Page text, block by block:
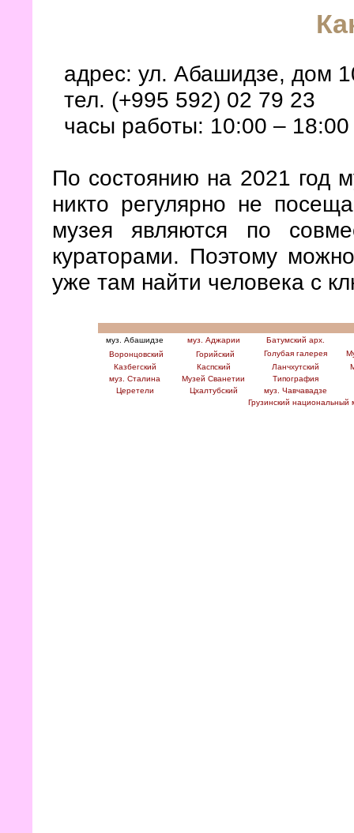
адрес: ул. Абашидзе, дом
тел. (+995 592) 02 79 23
часы работы: 10:00 –
По состоянию на 2021 год
никто регулярно не
музея являются по
кураторами. Поэтому
уже там найти человека с
муз. Абашидзе муз. Аджарии
Батумский арх.
Воронцовский
Горийский Голубая галерея
Казбегский
Каспский Ланчхутский
муз. Сталина
Музей Сванетии
Типография
Церетели
Цхалтубский
муз. Чавчавадзе
Грузинский